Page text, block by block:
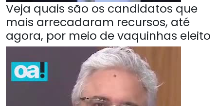
Veja quais são os candidatos que
mais arrecadaram recursos, até
agora, por meio de vaquinhas eleito